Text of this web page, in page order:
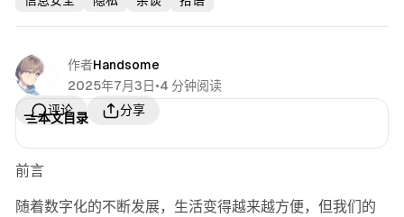
有研究相比，本文将技术伦理问题与消费者实践路径紧密
结合，独特贡献在于从社会综合治理视角提出系统性防护
策略。待探索方向包括算法透明度监管机制及跨平台数据
协同治理模式。研究成果对数字隐私保护领域具有实践指
导价值，推动理论从单一技术防范向多维综合治理拓展。
作者Handsome
2025年7月3日 •4 分钟阅读
评论
评论
分享
分享
前言
随着数字化的不断发展，生活变得越来越方便，但我们的
本文目录